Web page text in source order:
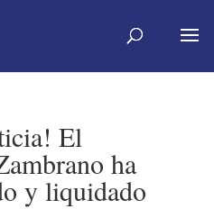
El
ha
y liquidado